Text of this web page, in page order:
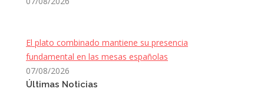
El plato combinado mantiene su presencia
fundamental en las mesas españolas
07/08/2026
Últimas Noticias